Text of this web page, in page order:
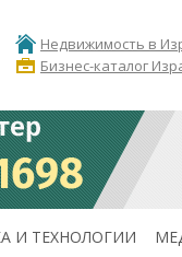
Недвижимость в
Бизнес-каталог
И ТЕХНОЛОГИИ